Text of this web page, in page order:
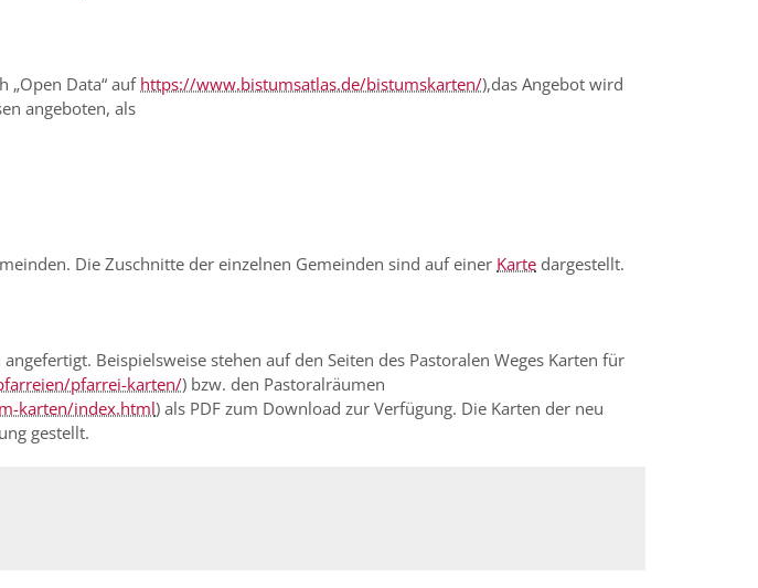
„Open Data“ auf https://www.bistumsatlas.de/bistumskarten/),das Angebot wird
angeboten, als
Die Zuschnitte der einzelnen Gemeinden sind auf einer Karte dargestellt.
Beispielsweise stehen auf den Seiten des Pastoralen Weges Karten für
pfarrei-karten/) bzw. den Pastoralräumen
karten/index.html) als PDF zum Download zur Verfügung. Die Karten der neu
gestellt.